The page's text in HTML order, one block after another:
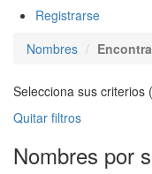
Registrarse
Nombres
Selecciona sus criterios
Quitar filtros
Nombres por